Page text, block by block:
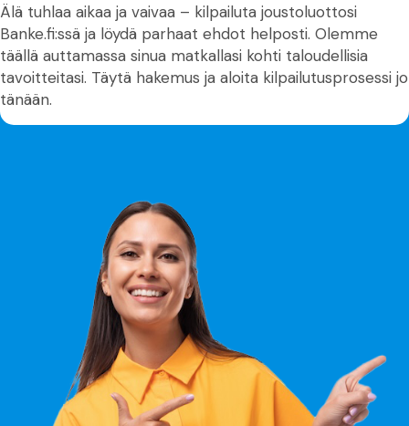
Älä tuhlaa aikaa ja vaivaa – kilpailuta joustoluottosi
Banke.fi:ssä ja löydä parhaat ehdot helposti. Olemme
täällä auttamassa sinua matkallasi kohti taloudellisia
tavoitteitasi. Täytä hakemus ja aloita kilpailutusprosessi jo
tänään.